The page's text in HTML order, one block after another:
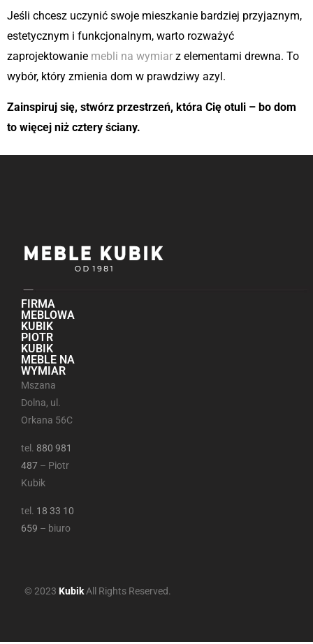
Jeśli chcesz uczynić swoje mieszkanie bardziej przyjaznym,
estetycznym i funkcjonalnym, warto rozważyć
zaprojektowanie mebli na wymiar z elementami drewna. To
wybór, który zmienia dom w prawdziwy azyl.
Zainspiruj się, stwórz przestrzeń, która Cię otuli – bo dom
to więcej niż cztery ściany.
FIRMA
MEBLOWA
KUBIK
PIOTR
KUBIK
MEBLE NA
WYMIAR
Mszana
Dolna, ul.
Orkana 56C
tel. 880 981
487 – Piotr
Kubik
tel. 18 33 10
659 – biuro
© 2023 Kubik All Rights Reserved.